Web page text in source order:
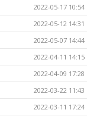
2022-05-17 10:54
2022-05-12 14:31
2022-05-07 14:44
2022-04-11 14:15
2022-04-09 17:28
2022-03-22 11:43
2022-03-11 17:24